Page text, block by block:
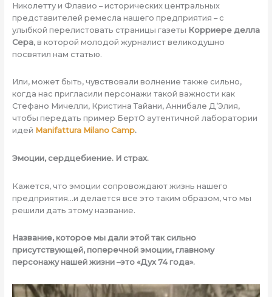
Николетту и Флавио – исторических центральных
представителей ремесла нашего предприятия – с
улыбкой перелистовать страницы газеты Корриере делла
Сера, в которой молодой журналист великодушно
посвятил нам статью.
Или, может быть, чувствовали волнение также сильно,
когда нас пригласили персонажи такой важности как
Стефано Мичелли, Кристина Тайани, Аннибале Д’Элия,
чтобы передать пример БертО аутентичной лаборатории
идей Manifattura Milano Camp.
Эмоции, сердцебиение. И страх.
Кажется, что эмоции сопровождают жизнь нашего
предприятия…и делается все это таким образом, что мы
решили дать этому название.
Название, которое мы дали этой так сильно
присутствующей, поперечной эмоции, главному
персонажу нашей жизни –это «Дух 74 года».